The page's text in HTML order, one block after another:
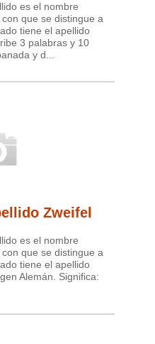
es el nombre
que se distingue a
tiene el apellido
3 palabras y 10
y d...
Zweifel
es el nombre
que se distingue a
tiene el apellido
Alemán. Significa: